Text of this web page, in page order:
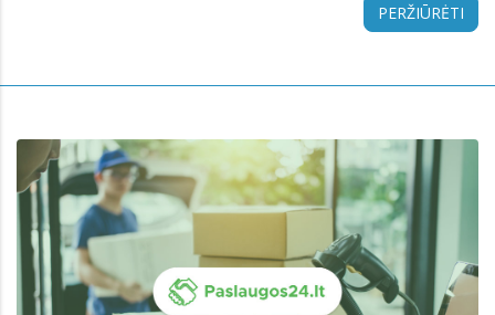
PERŽIŪRĖTI